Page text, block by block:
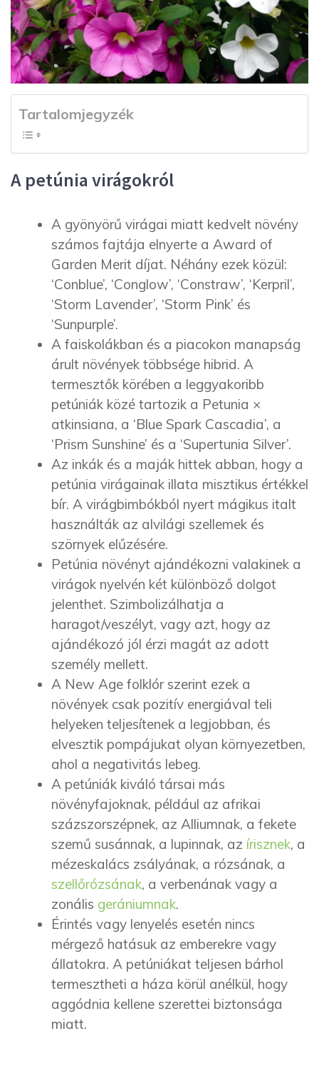
Tartalomjegyzék
A petúnia virágokról
A gyönyörű virágai miatt kedvelt növény
számos fajtája elnyerte a Award of
Garden Merit díjat. Néhány ezek közül:
‘Conblue’, ‘Conglow’, ‘Constraw’, ‘Kerpril’,
‘Storm Lavender’, ‘Storm Pink’ és
‘Sunpurple’.
A faiskolákban és a piacokon manapság
árult növények többsége hibrid. A
termesztők körében a leggyakoribb
petúniák közé tartozik a Petunia ×
atkinsiana, a ‘Blue Spark Cascadia’, a
‘Prism Sunshine’ és a ‘Supertunia Silver’.
Az inkák és a maják hittek abban, hogy a
petúnia virágainak illata misztikus értékkel
bír. A virágbimbókból nyert mágikus italt
használták az alvilági szellemek és
szörnyek elűzésére.
Petúnia növényt ajándékozni valakinek a
virágok nyelvén két különböző dolgot
jelenthet. Szimbolizálhatja a
haragot/veszélyt, vagy azt, hogy az
ajándékozó jól érzi magát az adott
személy mellett.
A New Age folklór szerint ezek a
növények csak pozitív energiával teli
helyeken teljesítenek a legjobban, és
elvesztik pompájukat olyan környezetben,
ahol a negativitás lebeg.
A petúniák kiváló társai más
növényfajoknak, például az afrikai
százszorszépnek, az Alliumnak, a fekete
szemű susánnak, a lupinnak, az írisznek, a
mézeskalács zsályának, a rózsának, a
szellőrózsának, a verbenának vagy a
zonális gerániumnak.
Érintés vagy lenyelés esetén nincs
mérgező hatásuk az emberekre vagy
állatokra. A petúniákat teljesen bárhol
termesztheti a háza körül anélkül, hogy
aggódnia kellene szerettei biztonsága
miatt.